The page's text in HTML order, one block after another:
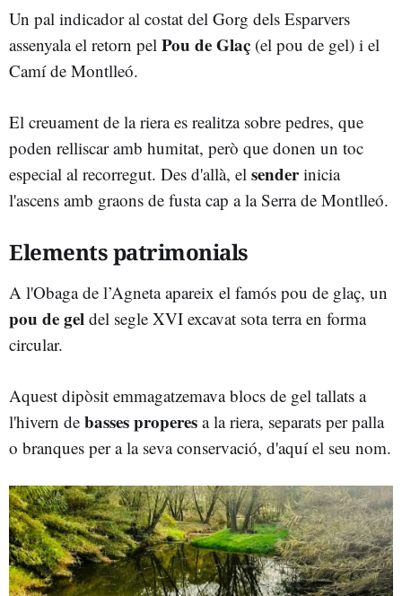
Un pal indicador al costat del Gorg dels Esparvers
assenyala el retorn pel Pou de Glaç (el pou de gel) i el
Camí de Montlleó.
El creuament de la riera es realitza sobre pedres, que
poden relliscar amb humitat, però que donen un toc
especial al recorregut. Des d'allà, el senderinicia
l'ascens amb graons de fusta cap a la Serra de Montlleó.
Elements patrimonials
A l'Obaga de l’Agneta apareix el famós pou de glaç, un
pou de gel del segle XVI excavat sota terra en forma
circular.
Aquest dipòsit emmagatzemava blocs de gel tallats a
l'hivern de basses properes a la riera, separats per palla
o branques per a la seva conservació, d'aquí el seu nom.